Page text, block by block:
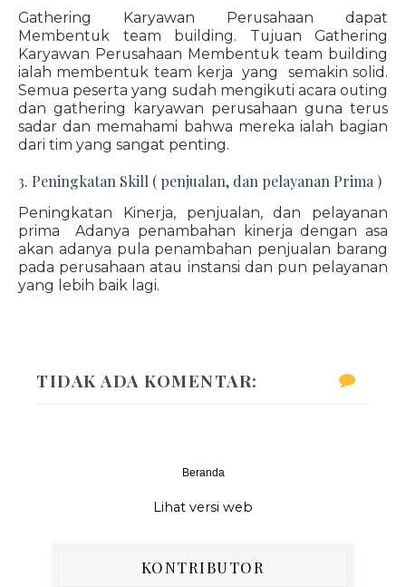
Gathering Karyawan Perusahaan dapat
Membentuk team building. Tujuan Gathering
Karyawan Perusahaan Membentuk team building
ialah membentuk team kerja yang semakin solid.
Semua peserta yang sudah mengikuti acara outing
dan gathering karyawan perusahaan guna terus
sadar dan memahami bahwa mereka ialah bagian
dari tim yang sangat penting.
3. Peningkatan Skill ( penjualan, dan pelayanan Prima )
Peningkatan Kinerja, penjualan, dan pelayanan
prima Adanya penambahan kinerja dengan asa
akan adanya pula penambahan penjualan barang
pada perusahaan atau instansi dan pun pelayanan
yang lebih baik lagi.
TIDAK ADA KOMENTAR:
Beranda
Lihat versi web
KONTRIBUTOR